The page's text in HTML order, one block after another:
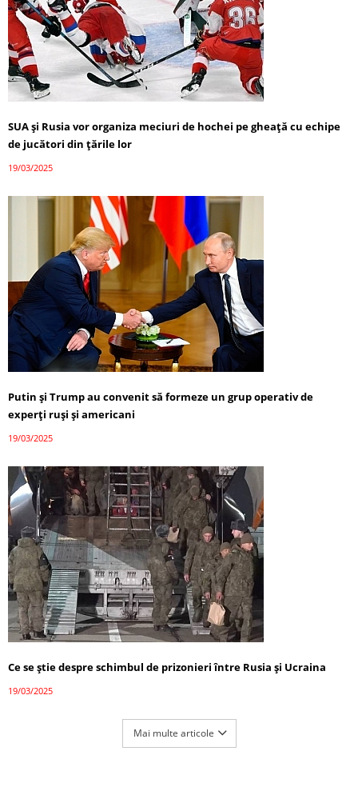
SUA și Rusia vor organiza meciuri de hochei pe gheață cu echipe
de jucători din țările lor
19/03/2025
Putin și Trump au convenit să formeze un grup operativ de
experți ruși și americani
19/03/2025
Ce se știe despre schimbul de prizonieri între Rusia și Ucraina
19/03/2025
Mai multe articole